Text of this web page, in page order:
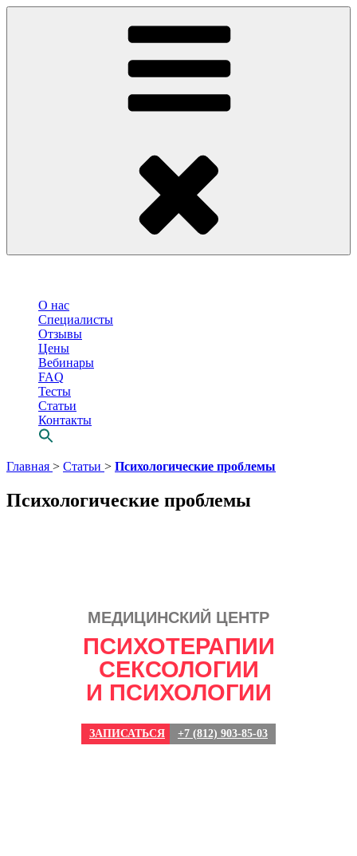
О нас
Специалисты
Отзывы
Цены
Вебинары
FAQ
Тесты
Статьи
Контакты
Перейти
содержимому
МЕДИЦИНСКИЙ ЦЕНТР
ПСИХОТЕРАПИИ
СЕКСОЛОГИИ
И ПСИХОЛОГИИ
ЗАПИСАТЬСЯ +7 (812) 903-85-03
Просто выбери
СВОЕГО
психотерапевта
Главная > Статьи > Психологические проблемы
Психологические проблемы